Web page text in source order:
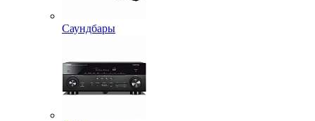
Саундбары